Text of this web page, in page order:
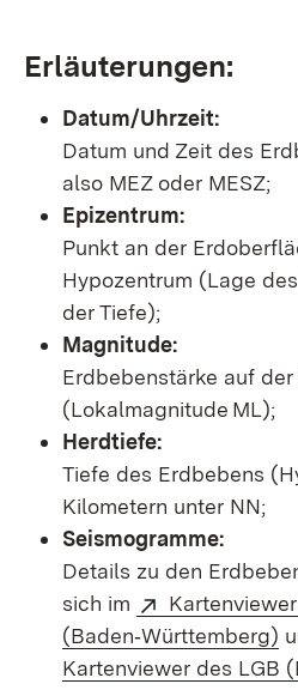
Erläuterungen:
Datum/Uhrzeit:
Datum und Zeit des
also MEZ oder MESZ;
Epizentrum:
Punkt an der
Hypozentrum (Lage
der Tiefe);
Magnitude:
Erdbebenstärke auf
(Lokalmagnitude ML);
Herdtiefe:
Tiefe des Erdbebens
Kilometern unter NN;
Seismogramme:
Details zu den
sich im
(Baden‑Württemberg)
Kartenviewer des LGB